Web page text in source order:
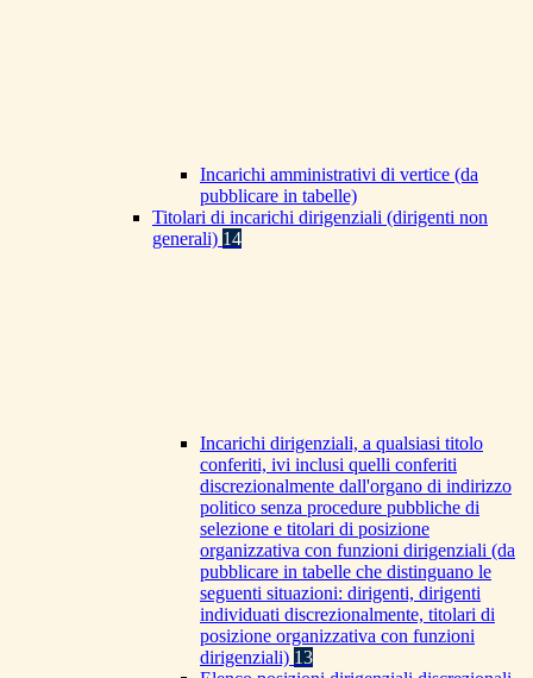
Incarichi amministrativi di vertice (da
pubblicare in tabelle)
Titolari di incarichi dirigenziali (dirigenti non
generali) 14
Incarichi dirigenziali, a qualsiasi titolo
conferiti, ivi inclusi quelli conferiti
discrezionalmente dall'organo di indirizzo
politico senza procedure pubbliche di
selezione e titolari di posizione
organizzativa con funzioni dirigenziali (da
pubblicare in tabelle che distinguano le
seguenti situazioni: dirigenti, dirigenti
individuati discrezionalmente, titolari di
posizione organizzativa con funzioni
dirigenziali) 13